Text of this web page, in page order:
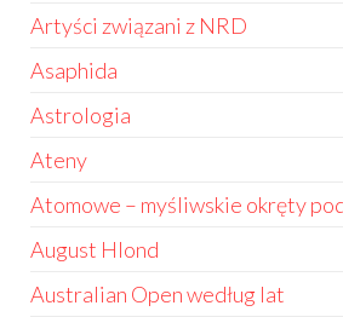
Artyści związani z NRD
Asaphida
Astrologia
Ateny
Atomowe – myśliwskie okręty
August Hlond
Australian Open według lat